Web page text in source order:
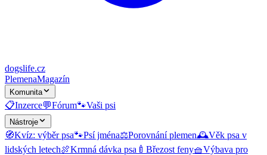
dogslife.cz
PlemenaMagazín
Komunita
📋Inzerce💬Fórum🐾Vaši psi
Nástroje
🧭Kvíz: výběr psa🐾Psí jména⚖️Porovnání plemen🕰️Věk psa v
lidských letech🍖Krmná dávka psa 🍼 Březost feny🧺Výbava pro